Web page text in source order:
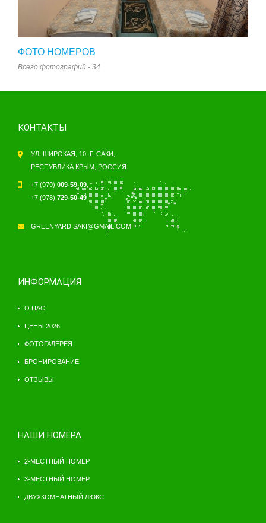
ФОТО НОМЕРОВ
Всего фотографий - 34
КОНТАКТЫ
УЛ. ШИРОКАЯ, 10, Г. САКИ,
РЕСПУБЛИКА КРЫМ, РОССИЯ.
+7 (979) 009-59-09
+7 (978) 729-50-49
GREENYARD.SAKI@GMAIL.COM
ИНФОРМАЦИЯ
О НАС
ЦЕНЫ 2026
ФОТОГАЛЕРЕЯ
БРОНИРОВАНИЕ
ОТЗЫВЫ
НАШИ НОМЕРА
2-МЕСТНЫЙ НОМЕР
3-МЕСТНЫЙ НОМЕР
ДВУХКОМНАТНЫЙ ЛЮКС